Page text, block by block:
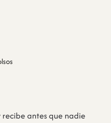
antes que nadie